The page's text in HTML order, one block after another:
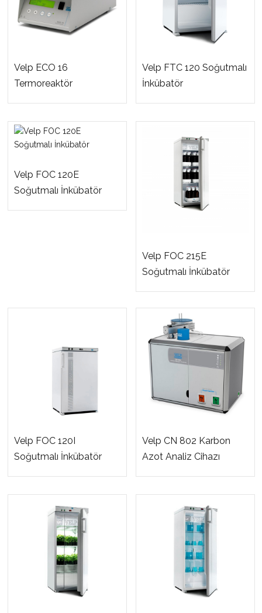
Velp ECO 16
Termoreaktör
Velp FTC 120 Soğutmalı
İnkübatör
Velp FOC 120E
Soğutmalı İnkübatör
Velp FOC 215E
Soğutmalı İnkübatör
Velp FOC 120I
Soğutmalı İnkübatör
Velp CN 802 Karbon
Azot Analiz Cihazı